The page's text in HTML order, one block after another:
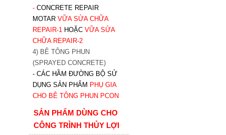
- CONCRETE REPAIR
MOTAR VỮA SỬA CHỮA
REPAIR-1 HOẶC VỮA SỬA
CHỮA REPAIR-2
4) BÊ TÔNG PHUN
(SPRAYED CONCRETE)
- CÁC HẦM ĐƯỜNG BỘ SỬ
DỤNG SẢN PHẨM PHỤ GIA
CHO BÊ TÔNG PHUN PCON
SẢN PHẨM DÙNG CHO
CÔNG TRÌNH THỦY LỢI